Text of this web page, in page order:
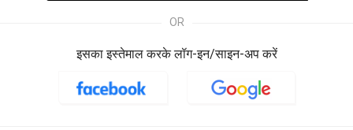
OR
इसका इस्तेमाल करके लॉग-इन/साइन-अप करें